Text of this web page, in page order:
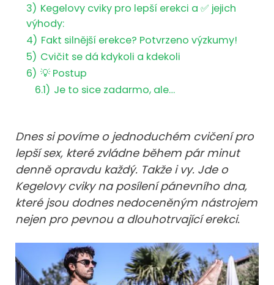
3) Kegelovy cviky pro lepší erekci a ✅ jejich
výhody:
4) Fakt silnější erekce? Potvrzeno výzkumy!
5) Cvičit se dá kdykoli a kdekoli
6) 💡 Postup
6.1) Je to sice zadarmo, ale…
Dnes si povíme o jednoduchém cvičení pro
lepší sex, které zvládne během pár minut
denně opravdu každý. Takže i vy. Jde o
Kegelovy cviky na posílení pánevního dna,
které jsou dodnes nedoceněným nástrojem
nejen pro pevnou a dlouhotrvající erekci.